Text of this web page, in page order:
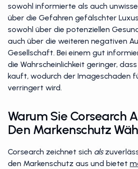
sowohl informierte als auch
über die Gefahren gefälschter
sowohl über die potenziellen
auch über die weiteren negativen
Gesellschaft. Bei einem gut
die Wahrscheinlichkeit geringer,
kauft, wodurch der Imageschaden
verringert wird.
Warum Sie Corsearch
Den Markenschutz
Corsearch zeichnet sich als
den Markenschutz aus und bietet